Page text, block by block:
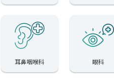
耳鼻咽喉科 眼科